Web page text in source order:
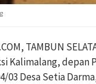
TAMBUN
Kalimalang, depan
03 Desa Setia